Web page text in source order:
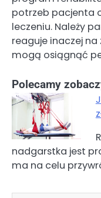
potrzeb pacjenta
leczeniu. Należy
reaguje inaczej
mogą osiągnąć
Polecamy
nadgarstka jest
ma na celu
Nawigacja
wpisu